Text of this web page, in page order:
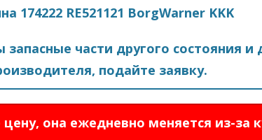
174222 RE521121 BorgWarner KKK
части другого состояния и
подайте заявку.
она ежедневно меняется из-за